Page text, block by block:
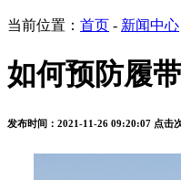
当前位置： 首页 - 新闻中心
如何预防履
发布时间：2021-11-26 09:20:07 点击